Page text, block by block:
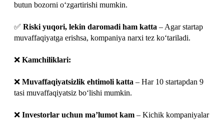
butun bozorni o‘zgartirishi mumkin.
✅ Riski yuqori, lekin daromadi ham katta – Agar startap
muvaffaqiyatga erishsa, kompaniya narxi tez ko‘tariladi.
❌ Kamchiliklari:
❌ Muvaffaqiyatsizlik ehtimoli katta – Har 10 startapdan 9
tasi muvaffaqiyatsiz bo‘lishi mumkin.
❌ Investorlar uchun ma’lumot kam – Kichik kompaniyalar